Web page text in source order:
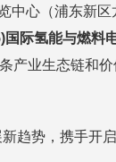
中心（浦东新
际氢能与燃料
产业生态链和
趋势，携手开